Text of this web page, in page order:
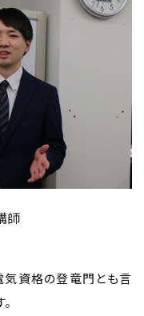
師
気資格の登竜門とも言